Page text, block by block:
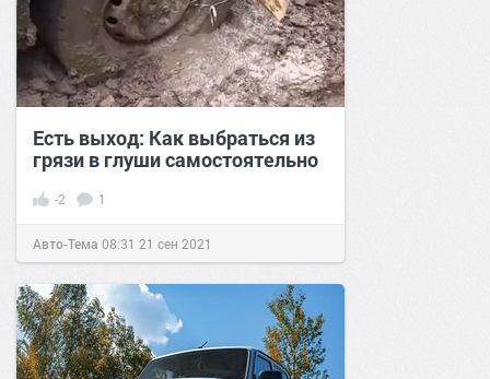
Есть выход: Как выбраться из
грязи в глуши самостоятельно
-2 1
Авто-Тема 08:31 21 сен 2021